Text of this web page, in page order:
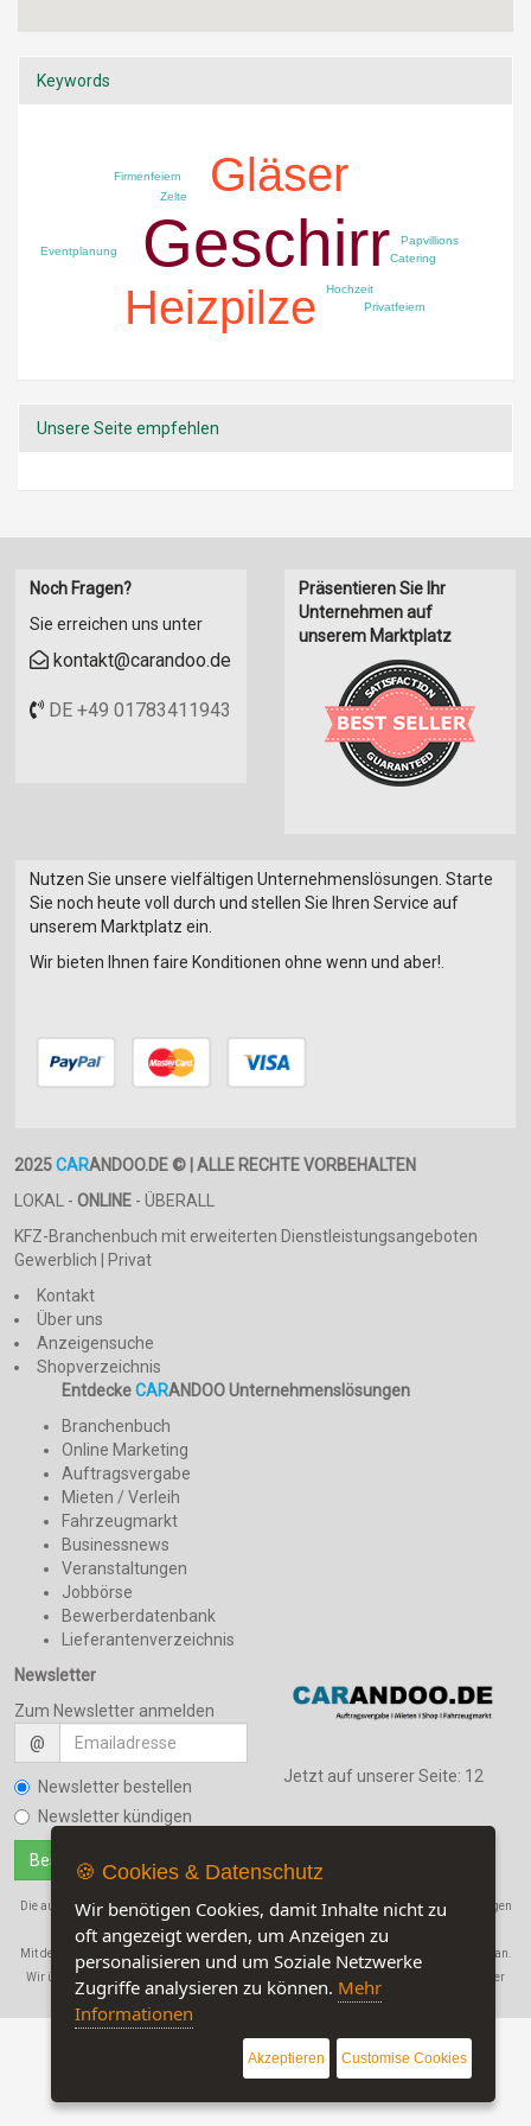
Keywords
Geschirr
Gläser
Heizpilze
Zelte
Hochzeit
Privatfeiern
Papvillions
Catering
Firmenfeiern
Eventplanung
Unsere Seite empfehlen
Noch Fragen?
Sie erreichen uns unter
kontakt@carandoo.de
DE +49 01783411943
Präsentieren Sie Ihr
Unternehmen auf
unserem Marktplatz
Nutzen Sie unsere vielfältigen Unternehmenslösungen. Starte
Sie noch heute voll durch und stellen Sie Ihren Service auf
unserem Marktplatz ein.
Wir bieten Ihnen faire Konditionen ohne wenn und aber!.
2025CARANDOO.DE © | ALLE RECHTE VORBEHALTEN
LOKAL - ONLINE - ÜBERALL
KFZ-Branchenbuch mit erweiterten Dienstleistungsangeboten
Gewerblich | Privat
Kontakt
Über uns
Anzeigensuche
Shopverzeichnis
EntdeckeCARANDOO Unternehmenslösungen
Branchenbuch
Online Marketing
Auftragsvergabe
Mieten / Verleih
Fahrzeugmarkt
Businessnews
Veranstaltungen
Jobbörse
Bewerberdatenbank
Lieferantenverzeichnis
Newsletter
Zum Newsletter anmelden
@
Newsletter bestellen
Newsletter kündigen
Jetzt auf unserer Seite: 12
Die auf dieser Seite verwendeten Produktbezeichnungen, Namen und Warenbezeichnungen
sind Eigentum der jeweiligen Firmen.
Mit der Benutzung dieser Seite erkennen Sie unsere
AGB Datenschutzerklärung
an.
Wir übernehmen in keinem Fall eine Haftung für Schäden, die durch den Gebrauch dieser
🍪 Cookies & Datenschutz
Wir benötigen Cookies, damit Inhalte nicht zu
oft angezeigt werden, um Anzeigen zu
personalisieren und um Soziale Netzwerke
Zugriffe analysieren zu können. Mehr
Informationen
Akzeptieren Customise Cookies